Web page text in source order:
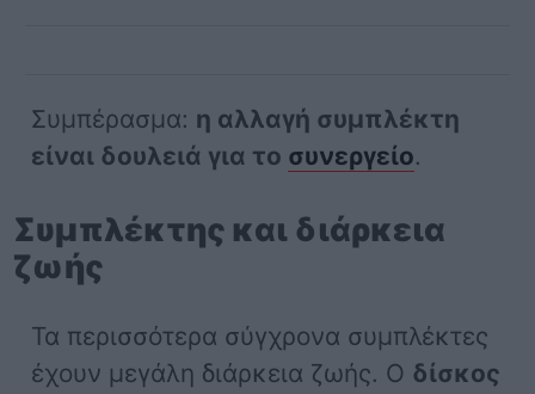
Συμπέρασμα: η αλλαγή συμπλέκτη
είναι δουλειά για το συνεργείο.
Συμπλέκτης και διάρκεια
ζωής
Τα περισσότερα σύγχρονα συμπλέκτες
έχουν μεγάλη διάρκεια ζωής. Ο δίσκος